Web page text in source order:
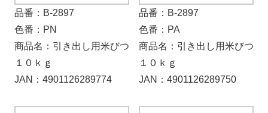
品番：B-2897
色番：PN
商品名：引き出し用米びつ
１０ｋｇ
JAN：4901126289774
品番：B-2897
色番：PA
商品名：引き出し用米びつ
１０ｋｇ
JAN：4901126289750